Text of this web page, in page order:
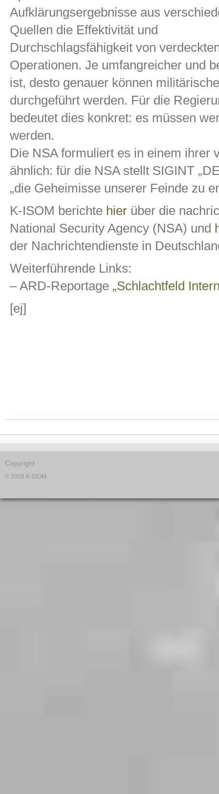
Aufklärungsergebnisse aus
Quellen die Effektivität und
Durchschlagsfähigkeit von
Operationen. Je umfangreicher und
ist, desto genauer können
durchgeführt werden. Für die
bedeutet dies konkret: es müssen
werden.
Die NSA formuliert es in einem ihrer
ähnlich: für die NSA stellt SIGINT
„die Geheimisse unserer Feinde zu
K-ISOM berichte hier über die
National Security Agency (NSA) und
der Nachrichtendienste in
Weiterführende Links:
– ARD-Reportage „Schlachtfeld
[ej]
Copyright
© 2026 K-ISOM.